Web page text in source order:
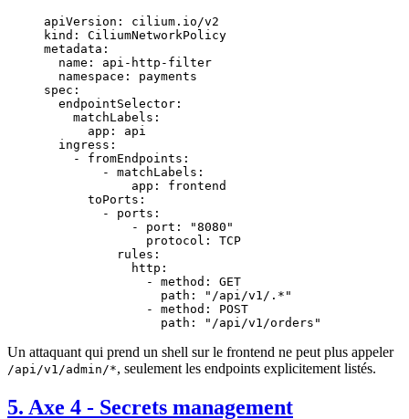
apiVersion : cilium.io/v2
kind : CiliumNetworkPolicy
metadata :
  name
: api-http-filter
  namespace
: payments
spec :
  endpointSelector
:
    matchLabels
:
      app
: api
  ingress
:
    -
fromEndpoints :
        -
matchLabels :
            app
: frontend
      toPorts
:
        -
ports :
            -
port :
"8080"
              protocol
: TCP
          rules
:
            http
:
              -
method : GET
                path
:
"/api/v1/.*"
              -
method : POST
                path
: "/api/v1/orders"
Un attaquant qui prend un shell sur le frontend ne peut plus appeler
/api/v1/admin/*, seulement les endpoints explicitement listés.
5. Axe 4 - Secrets management